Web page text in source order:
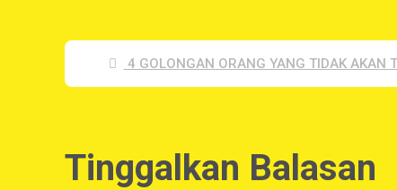
4 GOLONGAN ORANG YANG TIDAK AKAN
Tinggalkan Balasan